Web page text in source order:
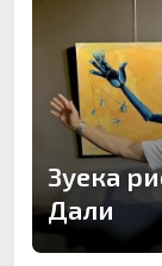
Зуека
Дали